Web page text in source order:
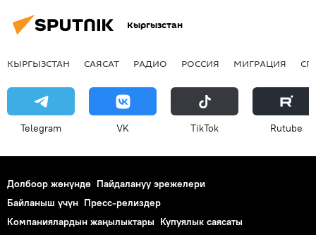
Кыргызстан
КЫРГЫЗСТАН САЯСАТ РАДИО РОССИЯ МИГРАЦИЯ
Telegram VK ТikТоk Rutube
Долбоор жөнүндө Пайдалануу эрежелери
Байланыш үчүн Пресс-релиздер
Компаниялардын жаңылыктары Купуялык саясаты